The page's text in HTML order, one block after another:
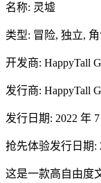
名称: 灵墟
类型: 冒险, 独立,
开发商: HappyTall
发行商: HappyTall
发行日期: 2022 年 7
抢先体验发行日期:
这是一款高自由度